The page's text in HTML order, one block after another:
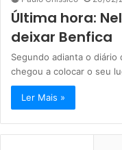
Última hora:
deixar Benfica
Segundo adianta o diário
chegou a colocar o seu
Ler Mais »